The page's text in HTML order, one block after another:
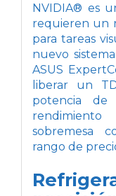
NVIDIA® es
requieren un
para tareas
nuevo
ASUS
liberar un
potencia
sobremesa
rango de